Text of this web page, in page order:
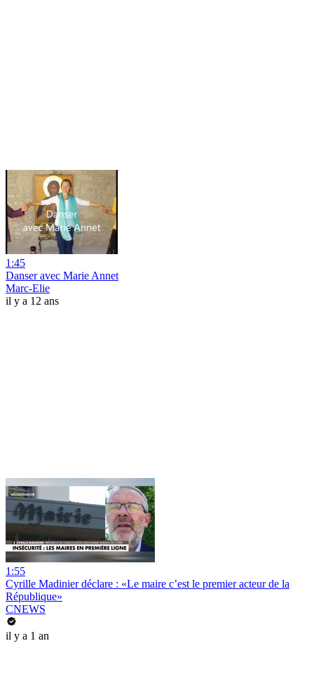
1:45
Danser avec Marie Annet
Marc-Elie
il y a 12 ans
1:55
Cyrille Madinier déclare : «Le maire c’est le premier acteur de la
République»
CNEWS
il y a 1 an